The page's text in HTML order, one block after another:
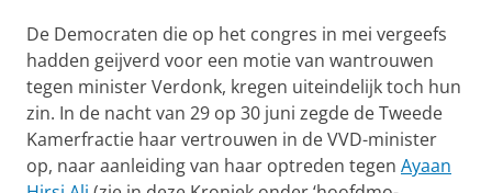
De Democraten die op het congres in mei vergeefs
hadden geijverd voor een motie van wantrouwen
tegen minister Verdonk, kregen uiteindelijk toch hun
zin. In de nacht van 29 op 30 juni zegde de Tweede
Kamer­fractie haar vertrouwen in de VVD-minister
op, naar aanleiding van haar optreden tegen Ayaan